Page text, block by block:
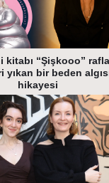
kitabı “Şişkooo”
yıkan bir beden
hikayesi